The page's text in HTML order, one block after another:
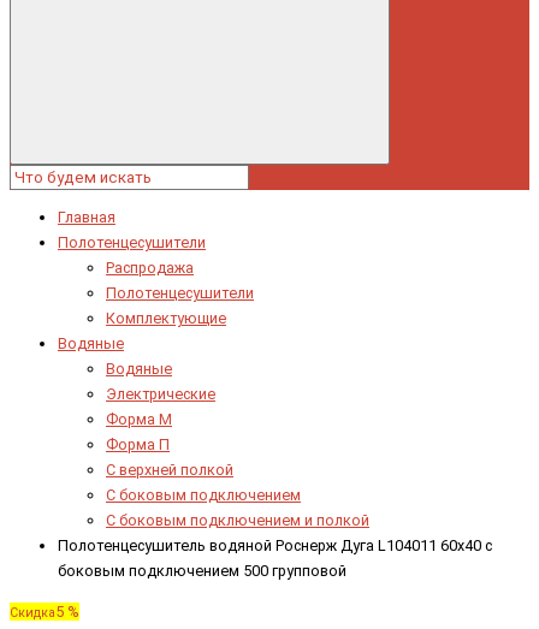
Главная
Полотенцесушители
Распродажа
Полотенцесушители
Комплектующие
Водяные
Водяные
Электрические
Форма М
Форма П
C верхней полкой
C боковым подключением
C боковым подключением и полкой
Полотенцесушитель водяной Роснерж Дуга L104011 60x40 с
боковым подключением 500 групповой
Скидка5 %